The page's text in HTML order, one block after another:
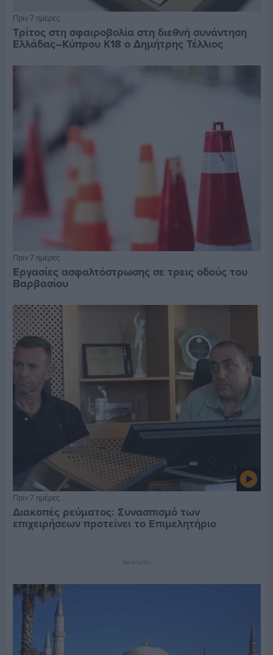
Πριν 7 ημέρες
Τρίτος στη σφαιροβολία στη διεθνή συνάντηση
Ελλάδας–Κύπρου Κ18 ο Δημήτρης Τέλλιος
Πριν 7 ημέρες
Εργασίες ασφαλτόστρωσης σε τρεις οδούς του
Βαρβασίου
Πριν 7 ημέρες
Διακοπές ρεύματος: Συνασπισμό των
επιχειρήσεων προτείνει το Επιμελητήριο
Διαφήμιση